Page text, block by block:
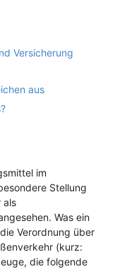
Versicherung
aus
im
Stellung
als
Was ein
Verordnung über
(kurz:
die folgende